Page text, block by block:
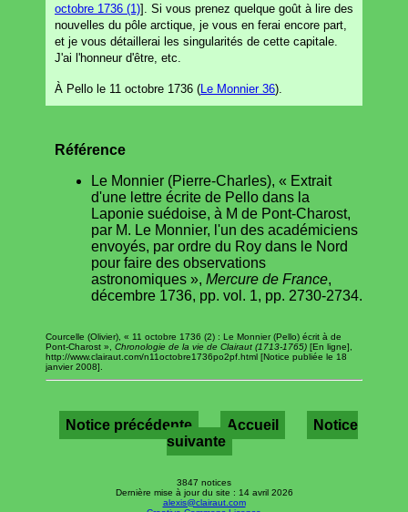
octobre 1736 (1)]. Si vous prenez quelque goût à lire des
nouvelles du pôle arctique, je vous en ferai encore part,
et je vous détaillerai les singularités de cette capitale.
J'ai l'honneur d'être, etc.
À Pello le 11 octobre 1736 ( Le Monnier 36).
Référence
Le Monnier (Pierre-Charles), « Extrait
d'une lettre écrite de Pello dans la
Laponie suédoise, à M de Pont-Charost,
par M. Le Monnier, l'un des académiciens
envoyés, par ordre du Roy dans le Nord
pour faire des observations
astronomiques », Mercure de France,
décembre 1736, pp. vol. 1, pp. 2730-2734.
Courcelle (Olivier), « 11 octobre 1736 (2) : Le Monnier (Pello) écrit à de
Pont-Charost », Chronologie de la vie de Clairaut (1713-1765) [En ligne],
http://www.clairaut.com/n11octobre1736po2pf.html [Notice publiée le 18
janvier 2008].
Notice précédente Accueil
Notice
suivante
3847 notices
Dernière mise à jour du site : 14 avril 2026
alexis@clairaut.com